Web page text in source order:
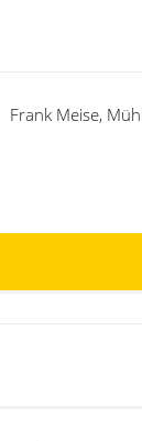
Frank Meise,